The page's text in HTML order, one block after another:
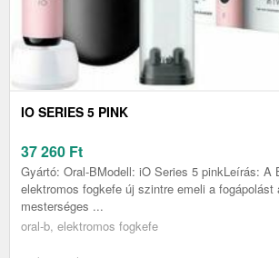
IO SERIES 5 PINK
37 260 Ft
Gyártó: Oral-BModell: iO Series 5 pinkLeírás: A
elektromos fogkefe új szintre emeli a fogápolást
mesterséges ...
oral-b, elektromos fogkefe